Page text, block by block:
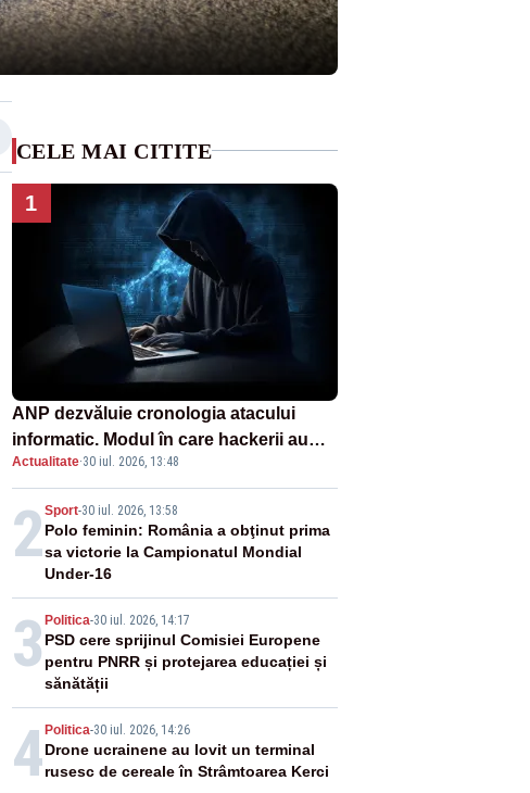
CELE MAI CITITE
1
ANP dezvăluie cronologia atacului
informatic. Modul în care hackerii au
pătruns în rețea rămâne necunoscut
Actualitate·30 iul. 2026, 13:48
2Sport-30 iul. 2026, 13:58
Polo feminin: România a obţinut prima
sa victorie la Campionatul Mondial
Under-16
3 Politica-30 iul. 2026, 14:17
PSD cere sprijinul Comisiei Europene
pentru PNRR și protejarea educației și
sănătății
4Politica-30 iul. 2026, 14:26
Drone ucrainene au lovit un terminal
rusesc de cereale în Strâmtoarea Kerci